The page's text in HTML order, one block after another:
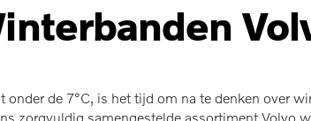
de 7°C, is het tijd om na te denken over
zorgvuldig samengestelde assortiment Volvo